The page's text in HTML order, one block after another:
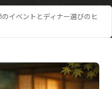
イベントとディナー選びのヒ